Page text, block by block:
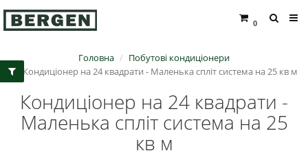
0
Головна
Побутові кондиціонери
Кондиціонер на 24 квадрати - Маленька спліт система на 25 кв м
Кондиціонер на 24 квадрати -
Маленька спліт система на 25
кв м